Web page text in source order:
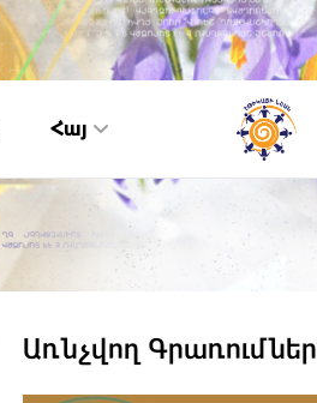
Հայ
Առնչվող Գրառումներ